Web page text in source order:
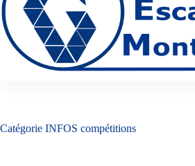
Catégorie INFOS compétitions